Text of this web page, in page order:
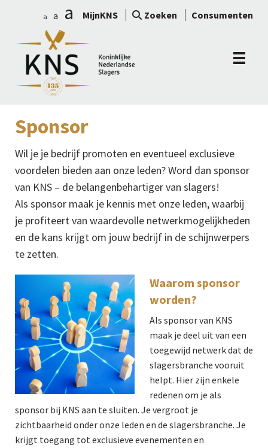
a a a MijnKNS Zoeken Consumenten
Sponsor
Wil je je bedrijf promoten en eventueel exclusieve
voordelen bieden aan onze leden? Word dan sponsor
van KNS – de belangenbehartiger van slagers!
Als sponsor maak je kennis met onze leden, waarbij
je profiteert van waardevolle netwerkmogelijkheden
en de kans krijgt om jouw bedrijf in de schijnwerpers
te zetten.
Waarom sponsor
worden?
Als sponsor van KNS
maak je deel uit van een
toegewijd netwerk dat de
slagersbranche vooruit
helpt. Hier zijn enkele
redenen om je als
sponsor bij KNS aan te sluiten. Je vergroot je
zichtbaarheid onder onze leden en de slagersbranche. Je
krijgt toegang tot exclusieve evenementen en